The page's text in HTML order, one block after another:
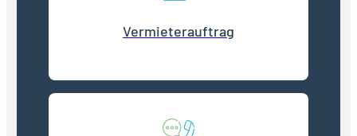
Vermieterauftrag